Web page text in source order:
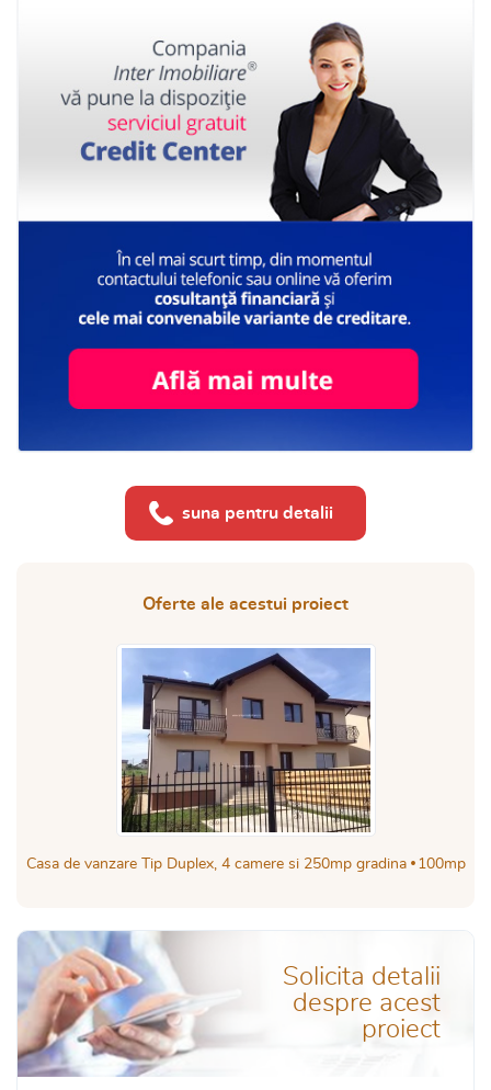
suna pentru detalii
Oferte ale acestui proiect
Casa de vanzare Tip Duplex, 4 camere si 250mp gradina 100mp
Solicita detalii
despre acest
proiect